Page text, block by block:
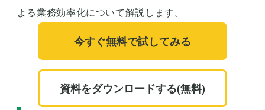
よる業務効率化について解説します。
今すぐ無料で試してみる
資料をダウンロードする(無料)